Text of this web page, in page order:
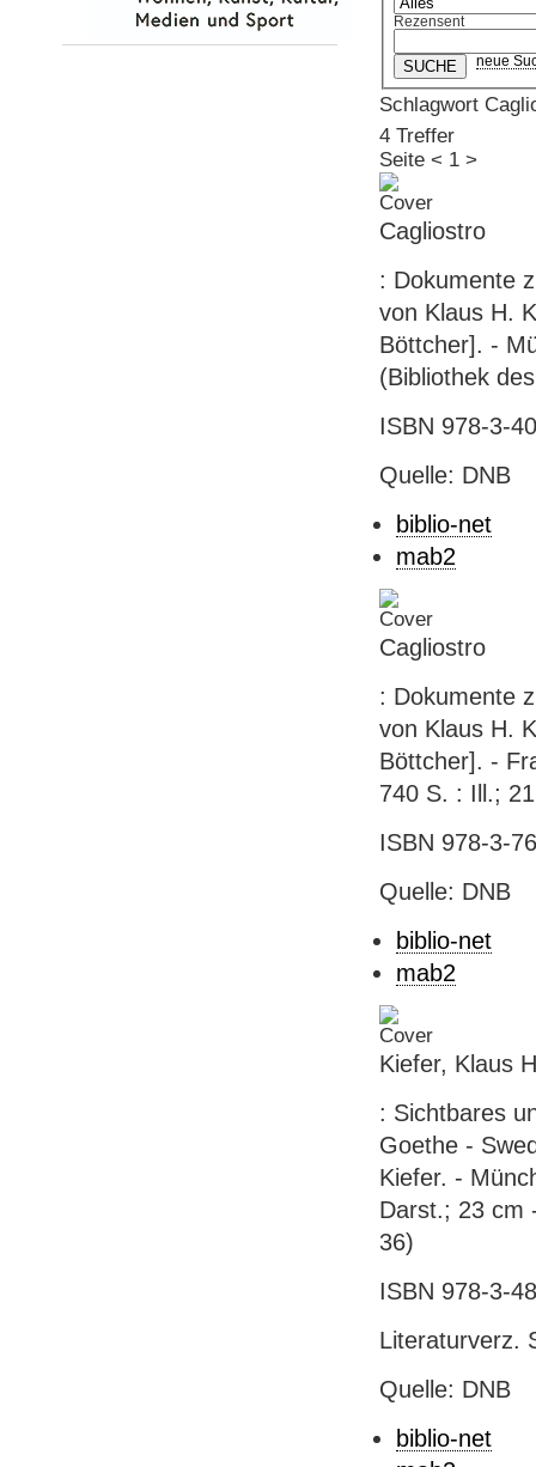
Rezensent
neue
Schlagwort
4 Treffer
Seite < 1 >
Cagliostro
: Dokumente
von Klaus H.
Böttcher]. -
(Bibliothek
ISBN 978-3-
Quelle: DNB
biblio-net
mab2
Cagliostro
: Dokumente
von Klaus H.
Böttcher]. -
740 S. : Ill.;
ISBN 978-3-
Quelle: DNB
biblio-net
mab2
Kiefer, Klaus
: Sichtbares
Goethe -
Kiefer. -
Darst.; 23 cm
36)
ISBN 978-3-
Literaturverz.
Quelle: DNB
biblio-net